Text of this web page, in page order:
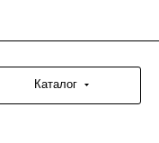
Каталог